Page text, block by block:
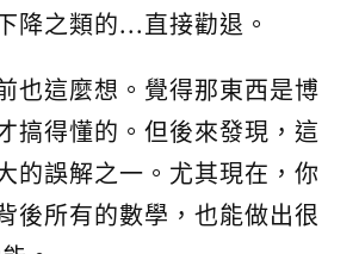
降之類的...直接勸退。
也這麼想。覺得那東西是博
搞得懂的。但後來發現，這
的誤解之一。尤其現在，你
後所有的數學，也能做出很